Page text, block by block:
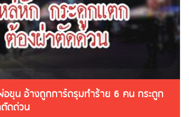
อขุน อ้างถูกการ์ดรุมทำร้าย 6 คน กระดูก
ดด่วน